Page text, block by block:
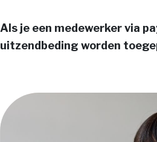
Als je een medewerker via
uitzendbeding worden